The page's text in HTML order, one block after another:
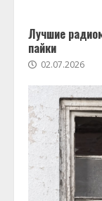
Лучшие
пайки
02.07.2026